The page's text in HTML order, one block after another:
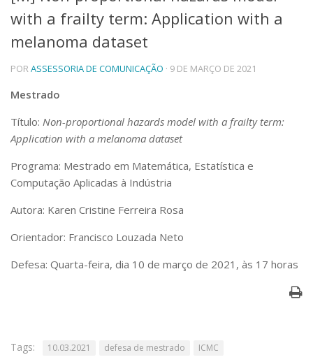
Telefones e Mapas
Pessoas
Ensino
Graduação
Educação a distância
Pesquisa e Inovação
Centros, Núcleos e Projetos em Rede
Pós-doutorado
Transferência de Tecnologia
Projetos, Programas e Cursos
Apoio ao Estudante
with a frailty term: Application with a
melanoma dataset
PORASSESSORIA DE COMUNICAÇÃO · 9 DE MARÇO DE 2021
Mestrado
Título: Non-proportional hazards model with a frailty term:
Application with a melanoma dataset
Programa: Mestrado em Matemática, Estatística e
Computação Aplicadas à Indústria
Autora: Karen Cristine Ferreira Rosa
Orientador: Francisco Louzada Neto
Defesa: Quarta-feira, dia 10 de março de 2021, às 17 horas
Tags: 10.03.2021 defesa de mestrado ICMC